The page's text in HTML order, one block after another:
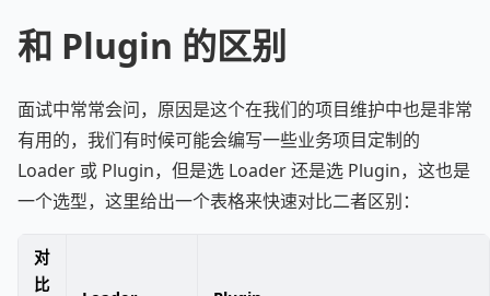
和 Plugin 的区别
面试中常常会问，原因是这个在我们的项目维护中也是非常
有用的，我们有时候可能会编写一些业务项目定制的
Loader 或 Plugin，但是选 Loader 还是选 Plugin，这也是
一个选型，这里给出一个表格来快速对比二者区别：
对
比